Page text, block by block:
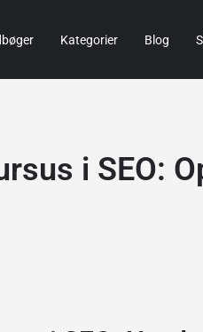
Kategorier Blog
i SEO: